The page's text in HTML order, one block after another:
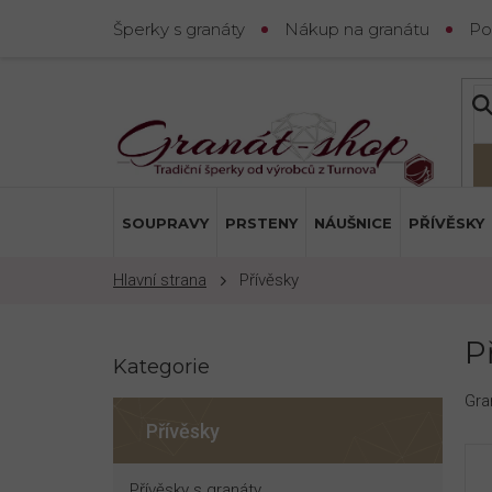
Šperky s granáty Nákup na granátu
SOUPRAVY PRSTENY NÁUŠNICE PŘÍVĚSKY
Přívěsky
Přeskočit
Kategorie
Přívěsky